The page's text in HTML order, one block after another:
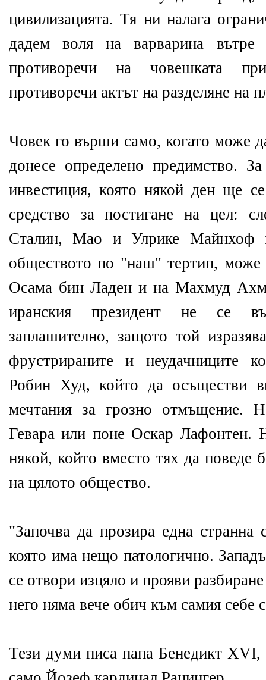
цивилизацията. Тя ни налага
дадем воля на варварина вътре
противоречи на човешката
противоречи актът на разделяне на
Човек го върши само, когато може
донесе определено предимство.
инвестиция, която някой ден ще
средство за постигане на цел:
Сталин, Мао и Улрике Майнхоф
обществото по "наш" тертип, може
Осама бин Ладен и на Махмуд
иранския президент не се
заплашително, защото той
фрустрираните и неудачниците
Робин Худ, който да осъществи
мечтания за грозно отмъщение.
Гевара или поне Оскар Лафонтен.
някой, който вместо тях да поведе
на цялото общество.
"Започва да прозира една странна
която има нещо патологично.
се отвори изцяло и прояви
него няма вече обич към самия себе
Тези думи писа папа Бенедикт